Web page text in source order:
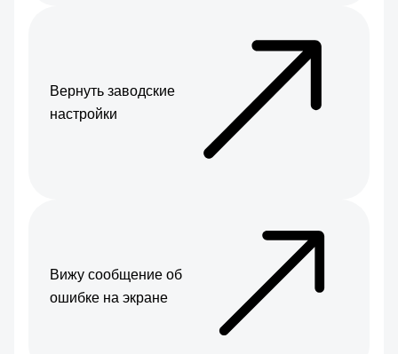
Вернуть заводские
настройки
Вижу сообщение об
ошибке на экране